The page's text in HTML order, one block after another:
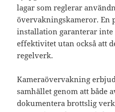
lagar som reglerar
övervakningskameror. En
installation garanterar inte
effektivitet utan också att
regelverk.
Kameraövervakning
samhället genom att både
dokumentera brottslig